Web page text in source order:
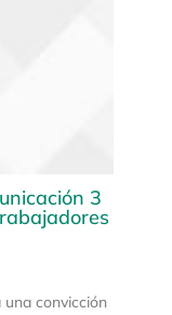
3
convicción